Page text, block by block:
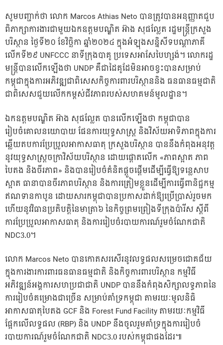
សូមបញ្ជាក់ថា លោក Marcos Athias Neto បានត្រូវបានអនុញ្ញាតជួប
ពិភាក្សាការងារជាមួយឯកឧត្តមបណ្ឌិត អ៊ាង សុផល្លែត រដ្ឋមន្ត្រីក្រសួង
បរិស្ថាន ថ្ងៃទី២០ ខែវិច្ឆិកា ឆ្នាំ២០២៤ ក្នុងអំឡុងសន្និសីទបណ្តាភាគី
លើកទី២៩ UNFCCC នាទីក្រុងបាគូ ប្រទេសអាសែបៃហ្សង់។ លោករដ្ឋ
មន្ត្រីបានលើកឡើងថា UNDP គឺជាដៃគូដែមិនអាចខ្វះបានសម្រាប់
កម្ពុជាក្នុងការអភិវឌ្ឍជាពិសេសកិច្ចការពារបរិស្ថាននិង ធនធានធម្មជាតិ
ជាពិសេសជួយលើកកម្ពស់ជីវភាពរបស់សហគមន៍មូលដ្ឋាន។
ឯកឧត្តមបណ្ឌិត អ៊ាង សុផល្លែត បានលើកឡើងថា កម្ពុជាបាន
រៀបចំគោលនយោបាយ ផែនការយុទ្ធសាស្ត្រ និងវិស័យអាទិភាពក្នុងការ
ឆ្លើយតបការប្រែប្រួលអាកាសធាតុ ក្រសួងបរិស្ថាន បាននឹងកំពុងអនុវត្ត
នូវយុទ្ធសាស្ត្រចក្រាវិស័យបរិស្ថាន ដោយផ្តោតលើក «ភាពស្អាត ភាព
បៃតង និងចីរភាព» និងបានរៀបចំគំនិតផ្តួចផ្តើមដើម្បីធ្វើឱ្យទន្លេសាប
ស្អាត ធានាបានចីរភាពបរិស្ថាន និងការត្រៀមខ្លួនដើម្បីការធ្វើពានិជ្ជកម្ម
ឥណទានកាបូន ដោយសារកម្ពុជាបានប្រកាសដាក់ឱ្យប្រើប្រាស់រួចមក
ហើយនូវវិធានប្រតិបត្តិនៃមាត្រា៦ នៃកិច្ចព្រមព្រៀងទីក្រុងប៉ារីស ស្តីពី
ការប្រែប្រួលអាកាសធាតុ និងការរៀបចំរបាយការណ៍រួមចំណែកជាតិ
NDC3.0។
លោក Marcos Neto បានកោតសរសើរនូវលទ្ធផលសម្រេចជោគជ័យ
ក្នុងការងារការពារធនធានធម្មជាតិ និងកិច្ចការពារបរិស្ថាន កម្មវិធី
អភិវឌ្ឍន៍អង្គការសហប្រជាជាតិ UNDP បាននឹងកំពុងសិក្សាលទ្ធភាពនៃ
ការរៀបចំគម្រោងជាច្រើន សម្រាប់គាំទ្រកម្ពុជា តាមរយៈមូលនិធិ
អាកាសធាតុបៃតង GCF និង Forest Fund Facility តាមរយៈកម្មវិធី
ផ្អែកលើលទ្ធផល (RBP) និង UNDP នឹងចូលរួមគាំទ្រក្នុងការរៀបចំ
របាយការណ៍រួមចំណែកជាតិ NDC3.0 របស់កម្ពុជាផងដែរ៕